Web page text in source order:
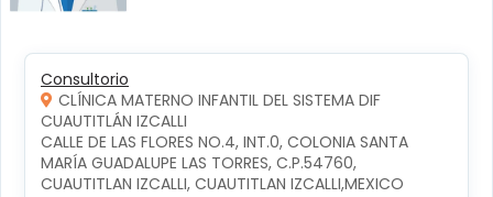
Consultorio
CLÍNICA MATERNO INFANTIL DEL SISTEMA DIF
CUAUTITLÁN IZCALLI
CALLE DE LAS FLORES NO.4, INT.0, COLONIA SANTA
MARÍA GUADALUPE LAS TORRES, C.P.54760,
CUAUTITLAN IZCALLI, CUAUTITLAN IZCALLI,MEXICO